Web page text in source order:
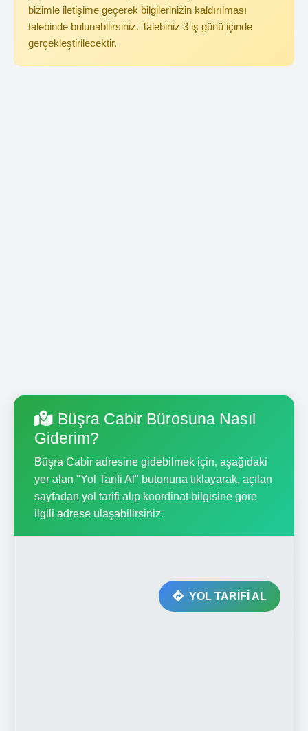
bizimle iletişime geçerek bilgilerinizin kaldırılması
talebinde bulunabilirsiniz. Talebiniz 3 iş günü içinde
gerçekleştirilecektir.
Büşra Cabir Bürosuna Nasıl
Giderim?
Büşra Cabir adresine gidebilmek için, aşağıdaki
yer alan "Yol Tarifi Al" butonuna tıklayarak, açılan
sayfadan yol tarifi alıp koordinat bilgisine göre
ilgili adrese ulaşabilirsiniz.
YOL TARİFİ AL